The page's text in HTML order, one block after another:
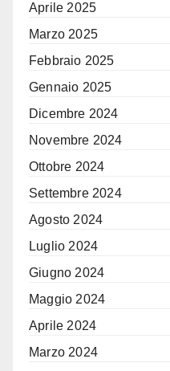
Aprile 2025
Marzo 2025
Febbraio 2025
Gennaio 2025
Dicembre 2024
Novembre 2024
Ottobre 2024
Settembre 2024
Agosto 2024
Luglio 2024
Giugno 2024
Maggio 2024
Aprile 2024
Marzo 2024